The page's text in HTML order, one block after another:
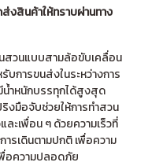
ส่งสินค้าให้ทราบผ่านทาง
สวนแบบสามล้อขับเคลื่อน
บการขนส่งในระหว่างการ
ำหนักบรรทุกได้สูงสุด
งมือจับช่วยให้การทำสวน
ะเพื่อน ๆ ด้วยความเร็วที่
รเดินตามปกติ เพื่อความ
อความปลอดภัย